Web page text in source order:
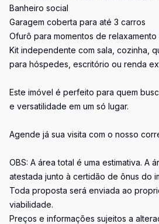
Banheiro social
Garagem coberta para até 3 carros
Ofurô para momentos de relaxamento
Kit independente com sala, cozinha,
para hóspedes, escritório ou renda
Este imóvel é perfeito para quem
e versatilidade em um só lugar.
Agende já sua visita com o nosso
OBS: A área total é uma estimativa. A
atestada junto à certidão de ônus do
Toda proposta será enviada ao
viabilidade.
Preços e informações sujeitos a